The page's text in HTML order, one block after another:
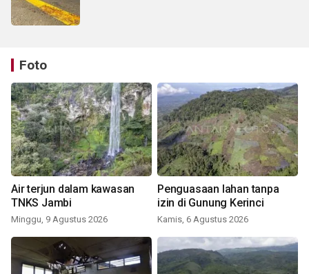
Foto
Air terjun dalam kawasan
TNKS Jambi
Minggu, 9 Agustus 2026
Penguasaan lahan tanpa
izin di Gunung Kerinci
Kamis, 6 Agustus 2026